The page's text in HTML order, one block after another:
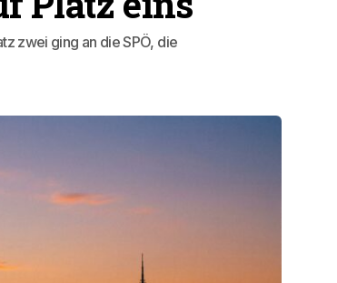
zwei ging an die SPÖ, die